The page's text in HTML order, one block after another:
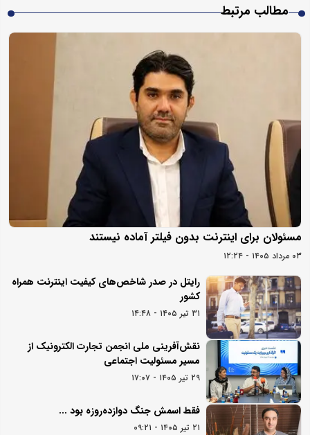
مطالب مرتبط
مسئولان برای اینترنت بدون فیلتر آماده نیستند
۰۳ مرداد ۱۴۰۵ - ۱۲:۲۴
رایتل در صدر شاخص‌های کیفیت اینترنت همراه
کشور
۳۱ تیر ۱۴۰۵ - ۱۴:۴۸
نقش‌آفرینی ملی انجمن تجارت الکترونیک از
مسیر مسئولیت اجتماعی
۲۹ تیر ۱۴۰۵ - ۱۷:۰۷
فقط اسمش جنگ دوازده‌روزه بود ...
۲۱ تیر ۱۴۰۵ - ۰۹:۲۱